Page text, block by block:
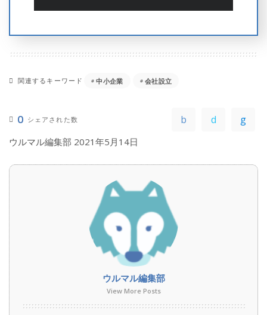
関連するキーワード 中小企業 会社設立
0 シェアされた数
ウルマル編集部 2021年5月14日
ウルマル編集部
View More Posts